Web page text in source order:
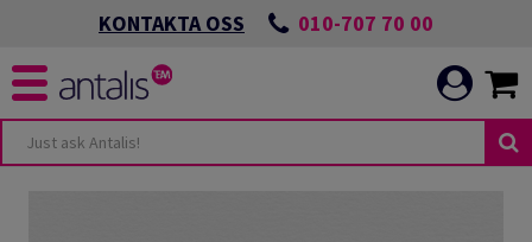
KONTAKTA OSS 010-707 70 00